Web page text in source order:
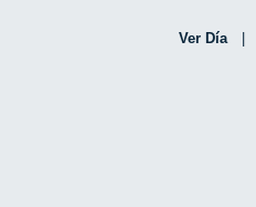
Ver Día |